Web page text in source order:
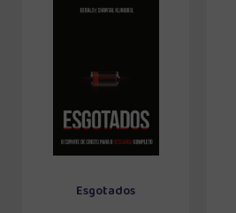
Esgotados